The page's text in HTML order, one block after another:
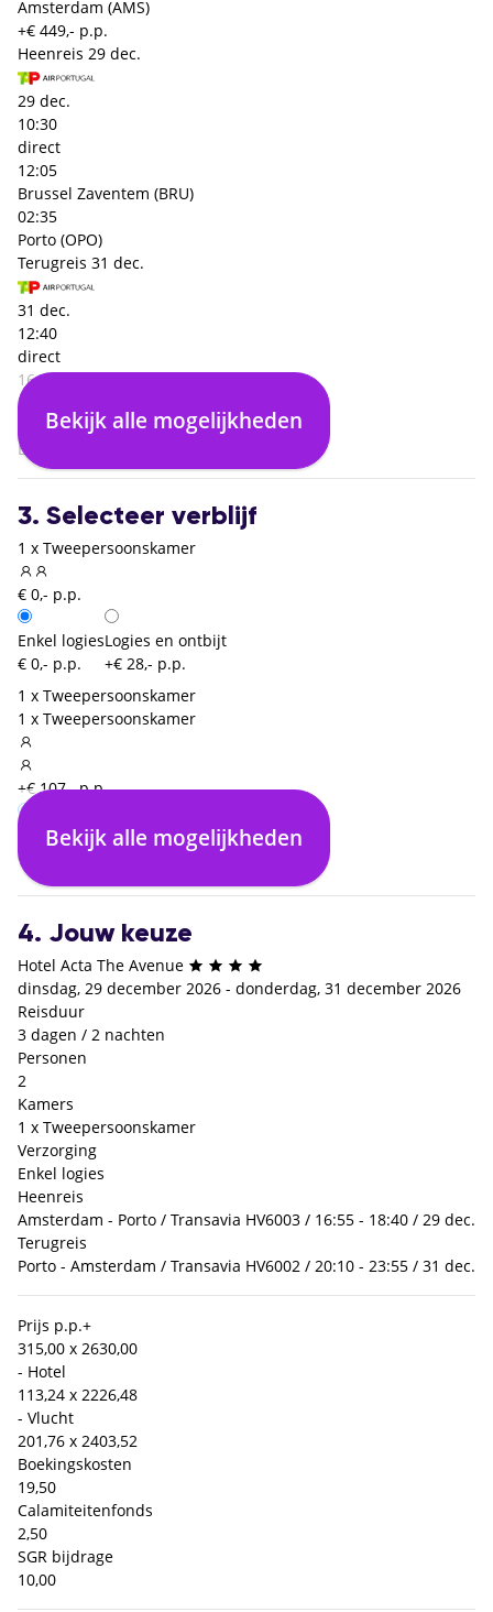
Amsterdam (AMS)
+€ 449,- p.p.
Heenreis 29 dec.
29 dec.
10:30
direct
12:05
Brussel Zaventem (BRU)
02:35
Porto (OPO)
Terugreis 31 dec.
31 dec.
12:40
direct
16:00
Porto (OPO)
02:20
Brussel Zaventem (BRU)
Bekijk alle mogelijkheden
3. Selecteer verblijf
1 x Tweepersoonskamer
€ 0,- p.p.
Enkel logies
€ 0,- p.p.
Logies en ontbijt
+€ 28,- p.p.
1 x Tweepersoonskamer
1 x Tweepersoonskamer
+€ 107,- p.p.
Enkel logies
€ 0,- p.p.
Bekijk alle mogelijkheden
4. Jouw keuze
Hotel Acta The Avenue
dinsdag, 29 december 2026 - donderdag, 31 december 2026
Reisduur
3 dagen / 2 nachten
Personen
2
Kamers
1 x Tweepersoonskamer
Verzorging
Enkel logies
Heenreis
Amsterdam - Porto / Transavia HV6003 / 16:55 - 18:40 / 29 dec.
Terugreis
Porto - Amsterdam / Transavia HV6002 / 20:10 - 23:55 / 31 dec.
Prijs p.p.+
315,00 x 2630,00
- Hotel
113,24 x 2226,48
- Vlucht
201,76 x 2403,52
Boekingskosten
19,50
Calamiteitenfonds
2,50
SGR bijdrage
10,00